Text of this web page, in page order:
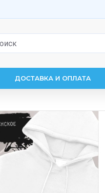
ДОСТАВКА И ОПЛАТА